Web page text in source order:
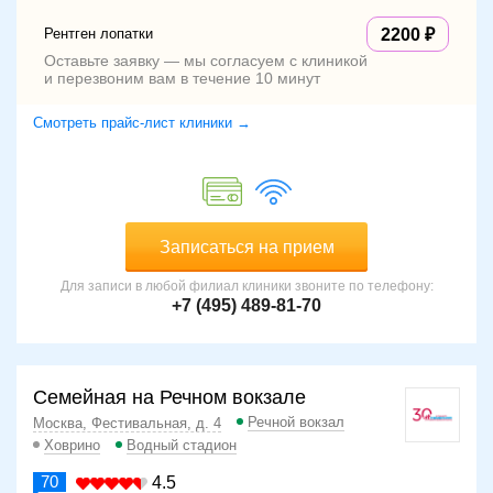
Рентген лопатки 2200
Оставьте заявку — мы согласуем с клиникой
и перезвоним вам в течение 10 минут
Смотреть прайс-лист клиники →
Записаться на прием
Для записи в любой филиал клиники звоните по телефону:
+7 (495) 489-81-70
Семейная на Речном вокзале
Москва, Фестивальная, д. 4
Речной вокзал
Ховрино
Водный стадион
70 4.5